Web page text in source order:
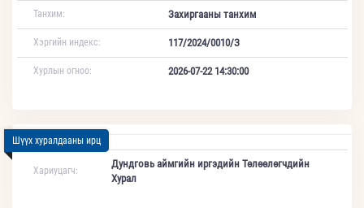
Танхим: Захиргааны танхим
Хэргийн индекс: 117/2024/0010/З
Хурлын огноо: 2026-07-22 14:30:00
Шүүх хуралдааны ирц
Хариуцагч:
Дундговь аймгийн иргэдийн Төлөөлөгчдийн
Хурал